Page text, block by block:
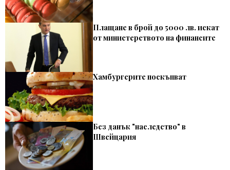
Плащане в брой до 5000 лв. искат
от министерството на финансите
Хамбургерите поскъпват
Без данък "наследство" в
Швейцария